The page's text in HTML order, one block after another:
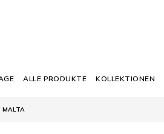
ALLE PRODUKTE KOLLEKTIONEN
MALTA